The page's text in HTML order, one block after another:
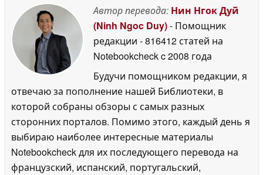
Автор перевода: Нин Нгок Дуй
(Ninh Ngoc Duy)- Помощник
редакции - 816412 статей на
Notebookcheckc 2008 года
Будучи помощником редакции, я
отвечаю за пополнение нашей Библиотеки, в
которой собраны обзоры с самых разных
сторонних порталов. Помимо этого, каждый день я
выбираю наиболее интересные материалы
Notebookcheck для их последующего перевода на
французский, испанский, португальский,